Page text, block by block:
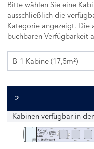
Bitte wählen Sie eine
ausschließlich die
Kategorie angezeigt. Die
buchbaren Verfügbarkeit
B-1 Kabine (17,5m²)
2
Kabinen verfügbar in